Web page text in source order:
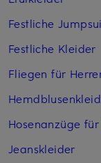
Festliche
Festliche Kleider
Fliegen für
Hosenanzüge
Jeanskleider